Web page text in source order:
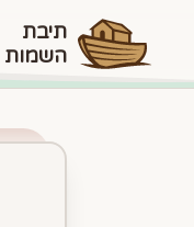
תיבת
השמות